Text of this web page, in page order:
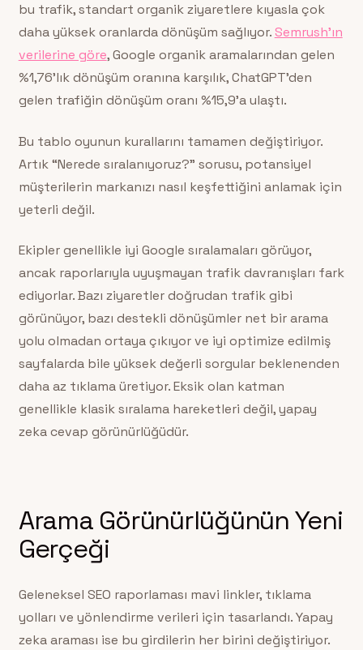
bu trafik, standart organik ziyaretlere kıyasla çok
daha yüksek oranlarda dönüşüm sağlıyor.Semrush’ın
verilerine göre, Google organik aramalarından gelen
%1,76’lık dönüşüm oranına karşılık, ChatGPT’den
gelen trafiğin dönüşüm oranı %15,9’a ulaştı.
Bu tablo oyunun kurallarını tamamen değiştiriyor.
Artık “Nerede sıralanıyoruz?” sorusu, potansiyel
müşterilerin markanızı nasıl keşfettiğini anlamak için
yeterli değil.
Ekipler genellikle iyi Google sıralamaları görüyor,
ancak raporlarıyla uyuşmayan trafik davranışları fark
ediyorlar. Bazı ziyaretler doğrudan trafik gibi
görünüyor, bazı destekli dönüşümler net bir arama
yolu olmadan ortaya çıkıyor ve iyi optimize edilmiş
sayfalarda bile yüksek değerli sorgular beklenenden
daha az tıklama üretiyor. Eksik olan katman
genellikle klasik sıralama hareketleri değil, yapay
zeka cevap görünürlüğüdür.
Arama Görünürlüğünün Yeni
Gerçeği
Geleneksel SEO raporlaması mavi linkler, tıklama
yolları ve yönlendirme verileri için tasarlandı. Yapay
zeka araması ise bu girdilerin her birini değiştiriyor.